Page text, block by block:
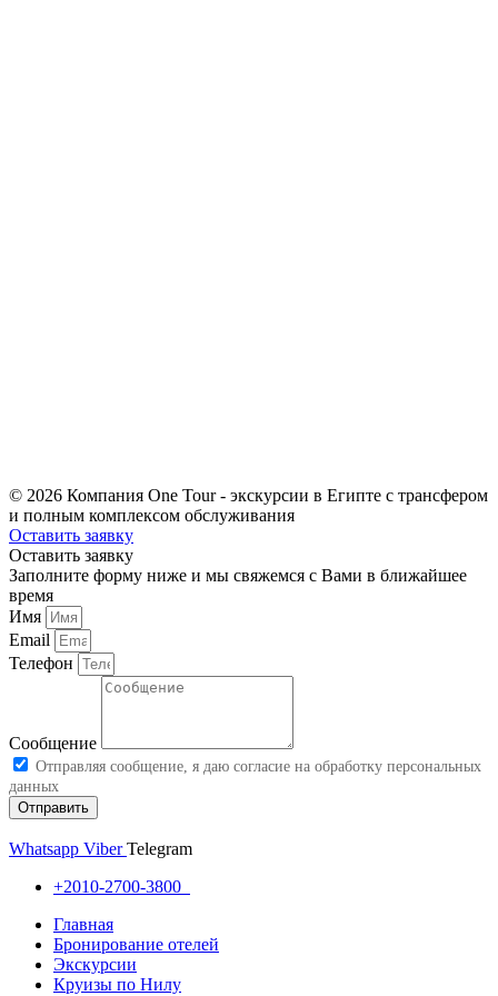
© 2026 Компания One Tour - экскурсии в Египте с трансфером
и полным комплексом обслуживания
Оставить заявку
Оставить заявку
Заполните форму ниже и мы свяжемся с Вами в ближайшее
время
Имя
Email
Телефон
Сообщение
Отправляя сообщение, я даю согласие на обработку персональных
данных
Отправить
Whatsapp Viber Telegram
+2010-2700-3800
Главная
Бронирование отелей
Экскурсии
Круизы по Нилу